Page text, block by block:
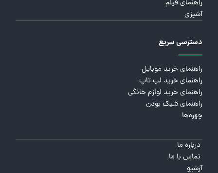
راهنمای فیلم
آشپزی
دسترسی سریع
راهنمای خرید موبایل
راهنمای خرید لپ تاپ
راهنمای خرید لوازم خانگی
راهنمای شیک بودن
چهره‌ها
درباره ما
تماس با ما
آرشیو